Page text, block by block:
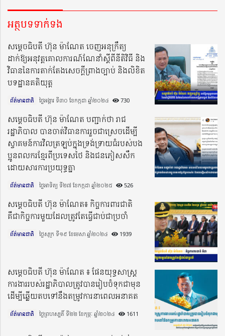
អត្ថបទទាក់ទង
សម្ដេចធិបតី ហ៊ុន ម៉ាណែត ចេញអនុក្រឹត្យ
ដាក់ឱ្យអនុវត្ដគោលការណ៍ណែនាំស្ដីពីនីតិវិធី និង
វិធាននៃការតាក់តែងសេចក្ដីព្រាងច្បាប់ និងលិខិត
បទដ្ឋានគតិយុត្ដ
ព័ត៌មានជាតិ ថ្ងៃអង្គារ ទី៣០ ខែកក្កដា ឆ្នាំ២០២៤​ 730
សម្តេចធិបតី ហ៊ុន ម៉ាណែត បញ្ជាក់ថា រាជ
រដ្ឋាភិបាល បានចាត់វិធានការរួចជាស្រេចដើម្បី
ស្វាគមន៍ការវិលត្រឡប់ក្នុងទ្រង់ទ្រាយធំរបស់បង
ប្អូនពលករខ្មែរពីប្រទេសថៃ និងជនភៀសសឹក
ដោយសារការប្រយុទ្ធគ្នា
ព័ត៌មានជាតិ ថ្ងៃអាទិត្យ ទី២៧ ខែកក្កដា ឆ្នាំ២០២៥​ 526
សម្តេចធិបតី ហ៊ុន ម៉ាណែត៖ កិច្ចការពារជាតិ
គឺជាកិច្ចការមួយដែលត្រូវតែធ្វើជាប់ជាប្រចាំ
ព័ត៌មានជាតិ ថ្ងៃសុក្រ ទី១៩ ខែមេសា ឆ្នាំ២០២៤​ 1939
សម្តេចធិបតី ហ៊ុន ម៉ាណែត ៖ ផែនយុទ្ធសាស្ត្រ
ការងាររបស់រដ្ឋាភិបាលត្រូវបានរៀបចំទុកជាមុន
ដើម្បីឆ្លើយតបទៅនឹងតម្រូវការនាពេលអនាគត
ព័ត៌មានជាតិ ថ្ងៃព្រហស្បតិ៍ ទី២២ ខែកុម្ភៈ ឆ្នាំ២០២៤​ 1611